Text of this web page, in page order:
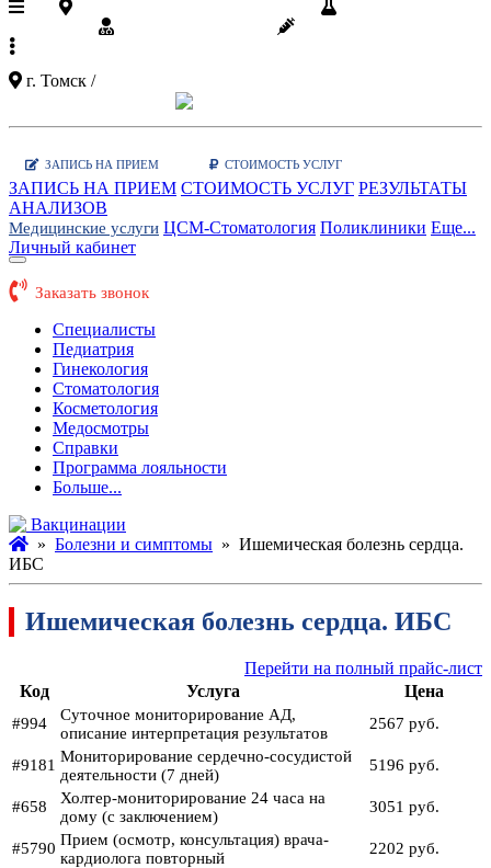
г. Томск /
ЗАПИСЬ НА ПРИЕМ СТОИМОСТЬ УСЛУГ
ЗАПИСЬ НА ПРИЕМ СТОИМОСТЬ УСЛУГ РЕЗУЛЬТАТЫ
АНАЛИЗОВ
Медицинские услуги ЦСМ-Стоматология Поликлиники Еще...
Личный кабинет
Заказать звонок
Специалисты
Педиатрия
Гинекология
Стоматология
Косметология
Медосмотры
Справки
Программа лояльности
Больше...
Вакцинации
» Болезни и симптомы » Ишемическая болезнь сердца.
ИБС
Ишемическая болезнь сердца. ИБС
Перейти на полный прайс-лист
Код
Услуга Цена
#994
Суточное мониторирование АД,
описание интерпретация результатов
2567 руб.
#9181 Мониторирование сердечно-сосудистой
деятельности (7 дней)
5196 руб.
#658
Холтер-мониторирование 24 часа на
дому (с заключением)
3051 руб.
#5790 Прием (осмотр, консультация) врача-
кардиолога повторный
2202 руб.